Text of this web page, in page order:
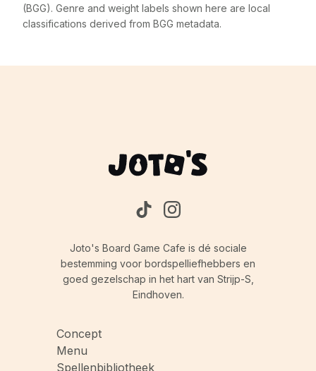
(BGG). Genre and weight labels shown here are local
classifications derived from BGG metadata.
Joto's Board Game Cafe is dé sociale
bestemming voor bordspelliefhebbers en
goed gezelschap in het hart van Strijp-S,
Eindhoven.
Concept
Menu
Spellenbibliotheek